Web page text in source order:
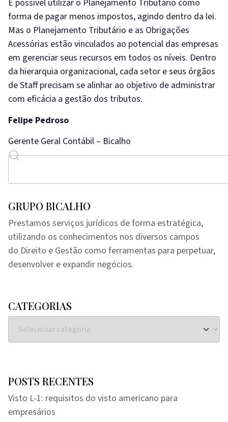
É possível utilizar o Planejamento Tributário como
forma de pagar menos impostos, agindo dentro da lei.
Mas o Planejamento Tributário e as Obrigações
Acessórias estão vinculados ao potencial das empresas
em gerenciar seus recursos em todos os níveis. Dentro
da hierarquia organizacional, cada setor e seus órgãos
de Staff precisam se alinhar ao objetivo de administrar
com eficácia a gestão dos tributos.
Felipe Pedroso
Gerente Geral Contábil – Bicalho
GRUPO BICALHO
Prestamos serviços jurídicos de forma estratégica,
utilizando os conhecimentos nos diversos campos
do Direito e Gestão como ferramentas para perpetuar,
desenvolver e expandir negócios.
CATEGORIAS
POSTS RECENTES
Visto L-1: requisitos do visto americano para
empresários